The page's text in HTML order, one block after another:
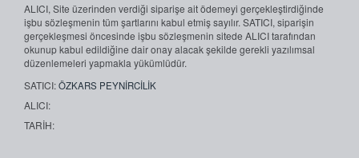
ALICI, Site üzerinden verdiği siparişe ait ödemeyi gerçekleştirdiğinde
işbu sözleşmenin tüm şartlarını kabul etmiş sayılır. SATICI, siparişin
gerçekleşmesi öncesinde işbu sözleşmenin sitede ALICI tarafından
okunup kabul edildiğine dair onay alacak şekilde gerekli yazılımsal
düzenlemeleri yapmakla yükümlüdür.
SATICI:ÖZKARS PEYNİRCİLİK
ALICI:
TARİH: